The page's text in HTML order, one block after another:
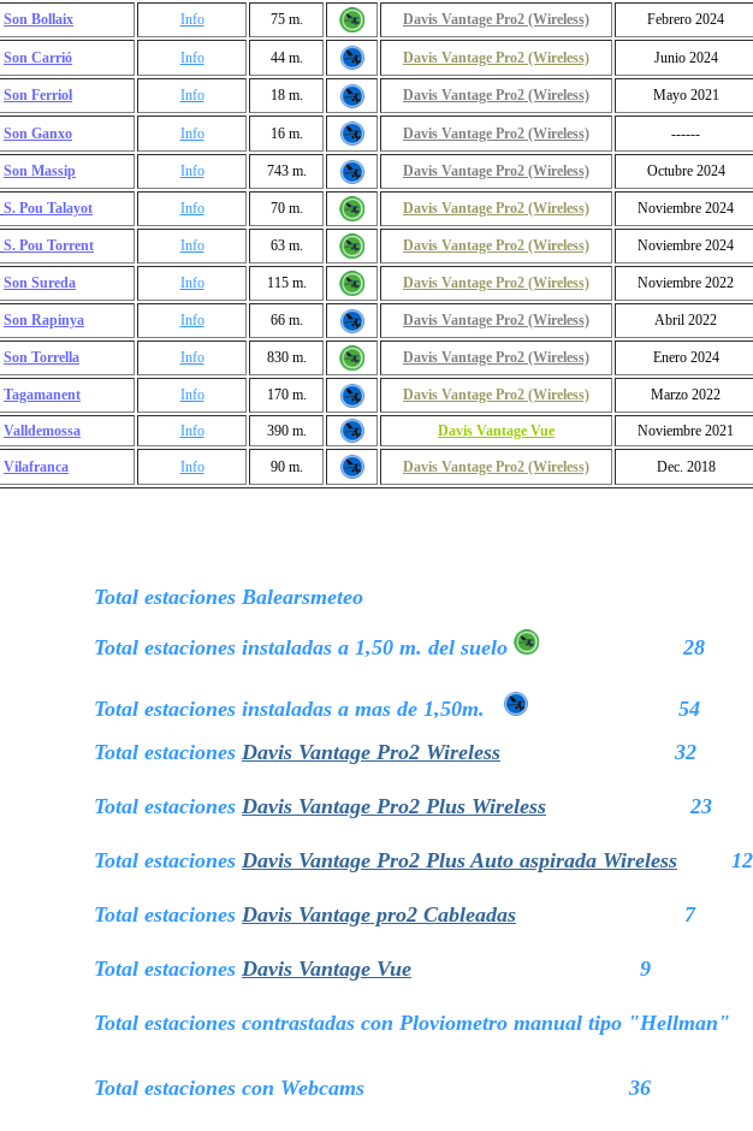
Son Bollaix
Info 75 m. Davis Vantage Pro2 (Wireless) Febrero 2024
Son Carrió
Info 44 m. Davis Vantage Pro2 (Wireless) Junio 2024
Son Ferriol
Info 18 m. Davis Vantage Pro2 (Wireless) Mayo 2021
Son Ganxo
Info 16 m. Davis Vantage Pro2 (Wireless) ------
Son Massip
Info 743 m. Davis Vantage Pro2 (Wireless) Octubre 2024
S. Pou Talayot
Info 70 m. Davis Vantage Pro2 (Wireless) Noviembre 2024
S. Pou Torrent
Info 63 m. Davis Vantage Pro2 (Wireless) Noviembre 2024
Son Sureda
Info 115 m. Davis Vantage Pro2 (Wireless) Noviembre 2022
Son Rapinya
Info 66 m. Davis Vantage Pro2 (Wireless) Abril 2022
Son Torrella Info 830 m. Davis Vantage Pro2 (Wireless) Enero 2024
Tagamanent
Info 170 m. Davis Vantage Pro2 (Wireless) Marzo 2022
Valldemossa
Info 390 m. Davis Vantage Vue Noviembre 2021
Vilafranca Info 90 m. Davis Vantage Pro2 (Wireless) Dec. 2018
Total estaciones Balearsmeteo
Total estaciones instaladas a 1,50 m. del suelo 28
Total estaciones instaladas a mas de 1,50m.
54
Total estaciones Davis Vantage Pro2 Wireless 32
Total estaciones Davis Vantage Pro2 Plus Wireless 23
Total estaciones Davis Vantage Pro2 Plus Auto aspirada Wireless 12
Total estaciones Davis Vantage pro2 Cableadas 7
Total estaciones Davis Vantage Vue 9
Total estaciones contrastadas con Ploviometro manual tipo "Hellman"
Total estaciones con Webcams 36